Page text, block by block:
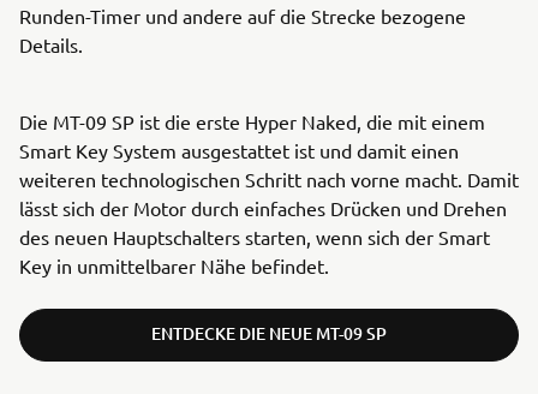
Runden-Timer und andere auf die Strecke bezogene
Details.
Die MT-09 SP ist die erste Hyper Naked, die mit einem
Smart Key System ausgestattet ist und damit einen
weiteren technologischen Schritt nach vorne macht. Damit
lässt sich der Motor durch einfaches Drücken und Drehen
des neuen Hauptschalters starten, wenn sich der Smart
Key in unmittelbarer Nähe befindet.
ENTDECKE DIE NEUE MT-09 SP